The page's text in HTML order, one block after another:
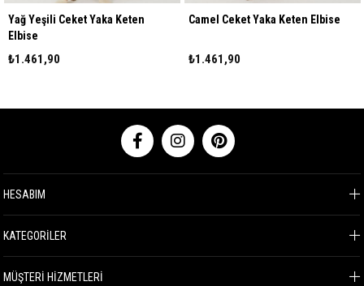
Yağ Yeşili Ceket Yaka Keten
Elbise
₺1.461,90
Camel Ceket Yaka Keten Elbise
₺1.461,90
HESABIM
KATEGORİLER
MÜŞTERİ HİZMETLERİ